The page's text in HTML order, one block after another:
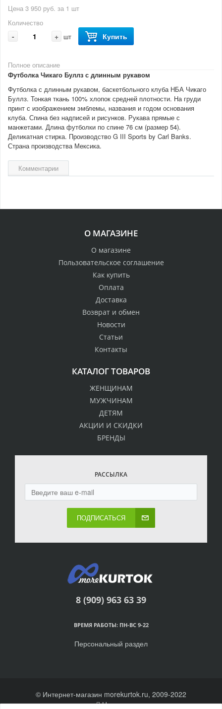
Цена 3 950 руб. за 1 шт
Количество
- + шт Купить
Полное описание
Футболка Чикаго Буллз с длинным рукавом
Футболка с длинным рукавом, баскетбольного клуба НБА Чикаго
Буллз. Тонкая ткань 100% хлопок средней плотности. На груди
принт с изображением эмблемы, названия и годом основания
клуба. Спина без надписей и рисунков. Рукава прямые с
манжетами. Длина футболки по спине 76 см (размер 54).
Деликатная стирка. Производство G III Sports by Carl Banks.
Страна производства Мексика.
Комментарии
О МАГАЗИНЕ
О магазине
Пользовательское соглашение
Как купить
Оплата
Доставка
Возврат и обмен
Новости
Статьи
Контакты
КАТАЛОГ ТОВАРОВ
ЖЕНЩИНАМ
МУЖЧИНАМ
ДЕТЯМ
АКЦИИ И СКИДКИ
БРЕНДЫ
РАССЫЛКА
ПОДПИСАТЬСЯ
8 (909) 963 63 39
ВРЕМЯ РАБОТЫ: ПН-ВС 9-22
Персональный раздел
© Интернет-магазин morekurtok.ru, 2009-2022
Наверх